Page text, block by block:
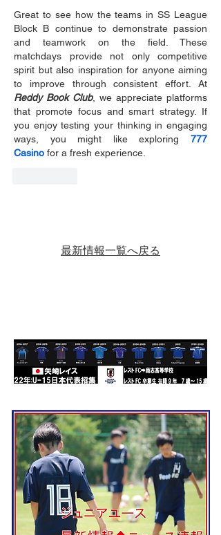
Great to see how the teams in SS League
Block B continue to demonstrate passion
and teamwork on the field. These
matchdays provide not only competitive
spirit but also inspiration for anyone aiming
Reddy Book Club, we appreciate platforms
that promote focus and smart strategy. If
you enjoy testing your thinking in engaging
ways, you might like exploring 777
Casino for a fresh experience.
最新情報一覧へ戻る